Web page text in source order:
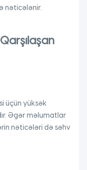
nəticələnir.
üçün yüksək
Əgər məlumatlar
nəticələri də səhv